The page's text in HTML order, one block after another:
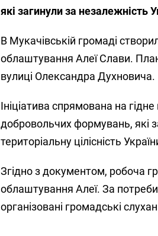
які загинули за незалежність
В Мукачівській громаді
облаштування Алеї Слави.
вулиці Олександра Духновича.
Ініціатива спрямована на
добровольчих формувань, які
територіальну цілісність
Згідно з документом, робоча
облаштування Алеї. За
організовані громадські